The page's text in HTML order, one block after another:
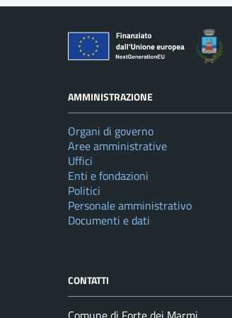
AMMINISTRAZIONE
Organi di governo
Aree amministrative
Uffici
Enti e fondazioni
Politici
Personale amministrativo
Documenti e dati
CONTATTI